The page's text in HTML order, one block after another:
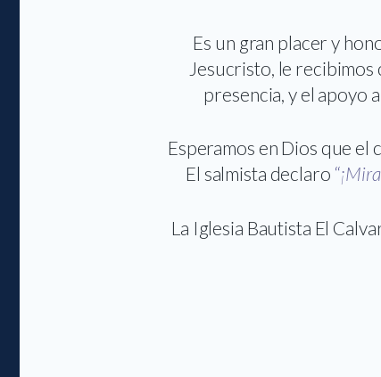
Es un gran placer y
Jesucristo, le
presencia, y el apoyo
Esperamos en Dios que el
El salmista declaro “
La Iglesia Bautista El